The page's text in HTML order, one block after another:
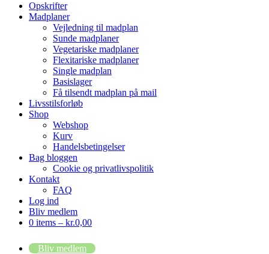
Opskrifter
Madplaner
Vejledning til madplan
Sunde madplaner
Vegetariske madplaner
Flexitariske madplaner
Single madplan
Basislager
Få tilsendt madplan på mail
Livsstilsforløb
Shop
Webshop
Kurv
Handelsbetingelser
Bag bloggen
Cookie og privatlivspolitik
Kontakt
FAQ
Log ind
Bliv medlem
0 items – kr.0,00
Bliv medlem